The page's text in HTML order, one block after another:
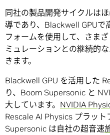
同社の製品開発サイクルは
導であり、Blackwell GPUで
フォームを使用して、さま
ミュレーションとの継続的
きます。
Blackwell GPU を活用した
り、Boom Supersonic と
大しています。 NVIDIA
Rescale AI Physics プラッ
Supersonic は自社の超音速